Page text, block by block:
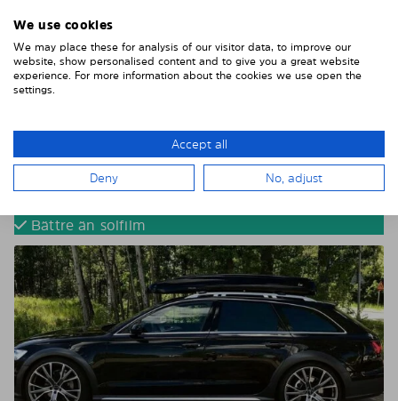
Du har de samme egenskapene som en solfilm for
bilen med våres solskjerming. Reduserer varmen,
fjerner 90% av direkte sollys. Solskjerming for bilen
din som også er kollisjonstestet av svenske VTI og
godkjent av tyske TÜF.
Enklare och smartare än solfilm
Montera enkelt på 15 minuter
Tona dina bilrutor utan solfilm
Bättre än solfilm
We use cookies
We may place these for analysis of our visitor data, to improve our
website, show personalised content and to give you a great website
experience. For more information about the cookies we use open the
settings.
Accept all
Deny No, adjust